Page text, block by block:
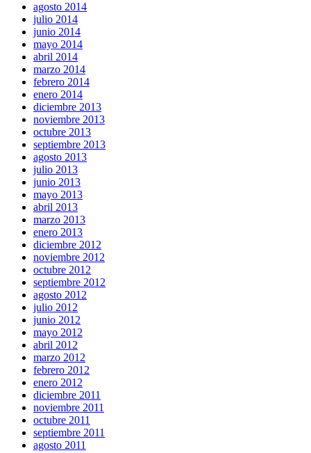
agosto 2014
julio 2014
junio 2014
mayo 2014
abril 2014
marzo 2014
febrero 2014
enero 2014
diciembre 2013
noviembre 2013
octubre 2013
septiembre 2013
agosto 2013
julio 2013
junio 2013
mayo 2013
abril 2013
marzo 2013
enero 2013
diciembre 2012
noviembre 2012
octubre 2012
septiembre 2012
agosto 2012
julio 2012
junio 2012
mayo 2012
abril 2012
marzo 2012
febrero 2012
enero 2012
diciembre 2011
noviembre 2011
octubre 2011
septiembre 2011
agosto 2011